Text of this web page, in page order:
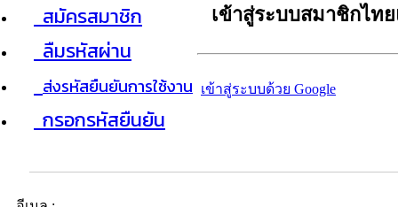
สมัครสมาชิก
ลืมรหัสผ่าน
ส่งรหัสยืนยันการใช้งาน
กรอกรหัสยืนยัน
เข้าสู่ระบบสมาชิกไท
เข้าสู่ระบบด้วย Google